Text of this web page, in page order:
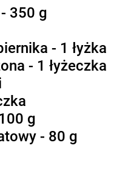
350 g
- 1 łyżka
- 1 łyżeczka
g
- 80 g